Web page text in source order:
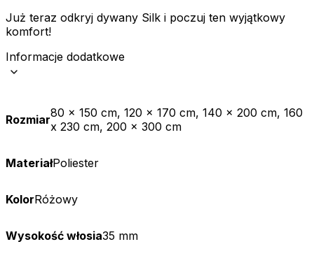
Już teraz odkryj dywany Silk i poczuj ten wyjątkowy
komfort!
Informacje dodatkowe
Rozmiar80 x 150 cm, 120 x 170 cm, 140 x 200 cm, 160
x 230 cm, 200 x 300 cm
MateriałPoliester
KolorRóżowy
Wysokość włosia35 mm